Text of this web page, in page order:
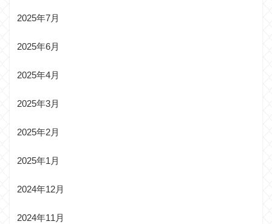
2025年7月
2025年6月
2025年4月
2025年3月
2025年2月
2025年1月
2024年12月
2024年11月